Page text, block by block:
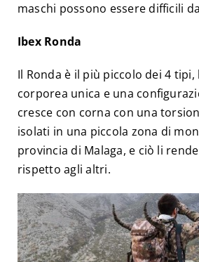
maschi possono essere difficili
Ibex Ronda
Il Ronda è il più piccolo dei 4 tipi,
corporea unica e una
cresce con corna con una
isolati in una piccola zona di
provincia di Malaga, e ciò li
rispetto agli altri.